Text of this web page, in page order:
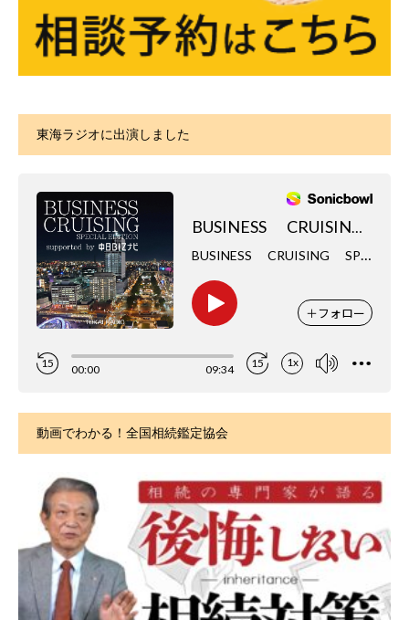
東海ラジオに出演しました
動画でわかる！全国相続鑑定協会